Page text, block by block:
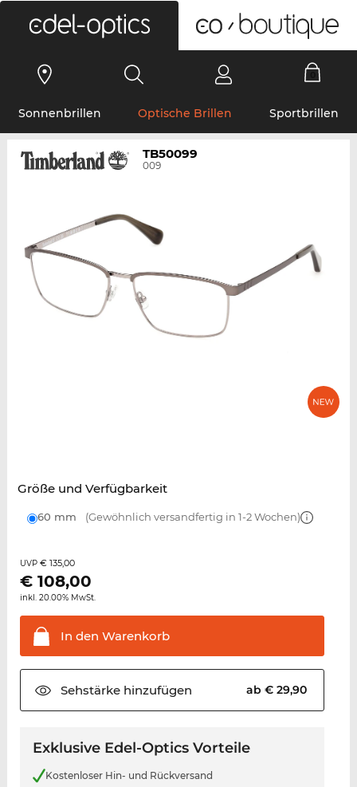
Sonnenbrillen Optische Brillen Sportbrillen
TB50099
009
Größe und Verfügbarkeit
60 mm (Gewöhnlich versandfertig in 1-2 Wochen)
UVP € 135,00
€ 108,00
inkl. 20.00% MwSt.
In den Warenkorb
Sehstärkehinzufügen ab € 29,90
Exklusive Edel-Optics Vorteile
Kostenloser Hin- und Rückversand